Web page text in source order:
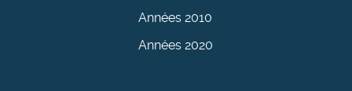
Années 2010
Années 2020